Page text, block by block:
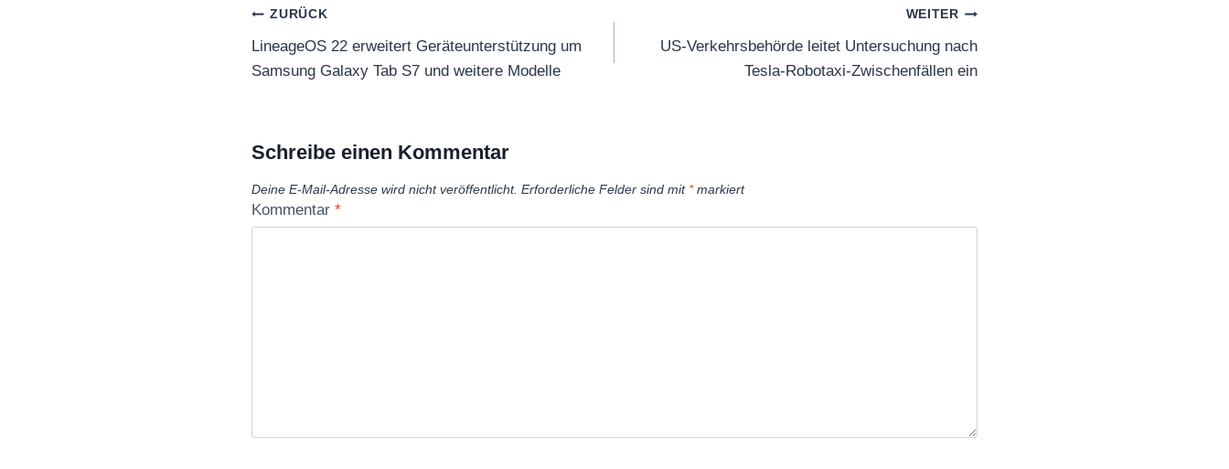
Beitragsnavigation
ZURÜCK
LineageOS 22 erweitert Geräteunterstützung um
Samsung Galaxy Tab S7 und weitere Modelle
WEITER
US-Verkehrsbehörde leitet Untersuchung nach
Tesla-Robotaxi-Zwischenfällen ein
Schreibe einen Kommentar
Deine E-Mail-Adresse wird nicht veröffentlicht. Erforderliche Felder sind mit *markiert
Kommentar *